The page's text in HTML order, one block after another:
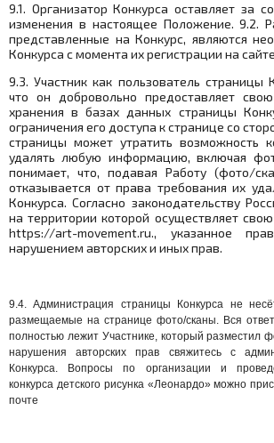
9.1. Организатор Конкурса оставляет за
изменения в настоящее Положение. 9.2.
представленные на Конкурс, являются
Конкурса с момента их регистрации на
9.3. Участник как пользователь страницы
что он добровольно предоставляет
хранения в базах данных страницы
ограничения его доступа к странице со
страницы может утратить возможность
удалять любую информацию, включая
понимает, что, подавая Работу (фото/
отказывается от права требования их
Конкурса. Согласно законодательству
на территории которой осуществляет
https://art-movement.ru., указанное
нарушением авторских и иных прав.
9.4. Администрация страницы Конкурса не
размещаемые на странице фото/сканы. Вся
полностью лежит Участнике, который разместил
нарушения авторских прав свяжитесь с
Конкурса. Вопросы по организации и
конкурса детского рисунка «Леонардо» можно
почте